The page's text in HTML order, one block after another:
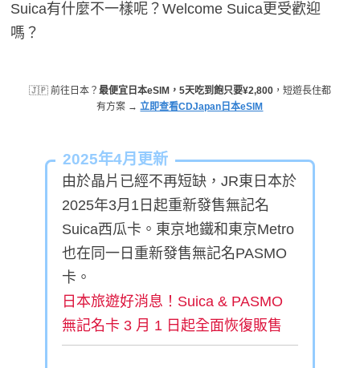
Suica有什麼不一樣呢？Welcome Suica更受歡迎
嗎？
🇯🇵 前往日本？ 最便宜日本eSIM，5天吃到飽只要¥2,800，短遊長住都
有方案 →立即查看CDJapan日本eSIM
2025年4月更新
由於晶片已經不再短缺，JR東日本於
2025年3月1日起重新發售無記名
Suica西瓜卡。東京地鐵和東京Metro
也在同一日重新發售無記名PASMO
卡。
日本旅遊好消息！Suica & PASMO
無記名卡 3 月 1 日起全面恢復販售